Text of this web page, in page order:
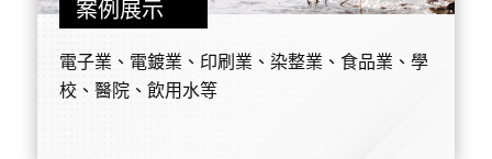
案例展示
電子業、電鍍業、印刷業、染整業、食品業、學
校、醫院、飲用水等